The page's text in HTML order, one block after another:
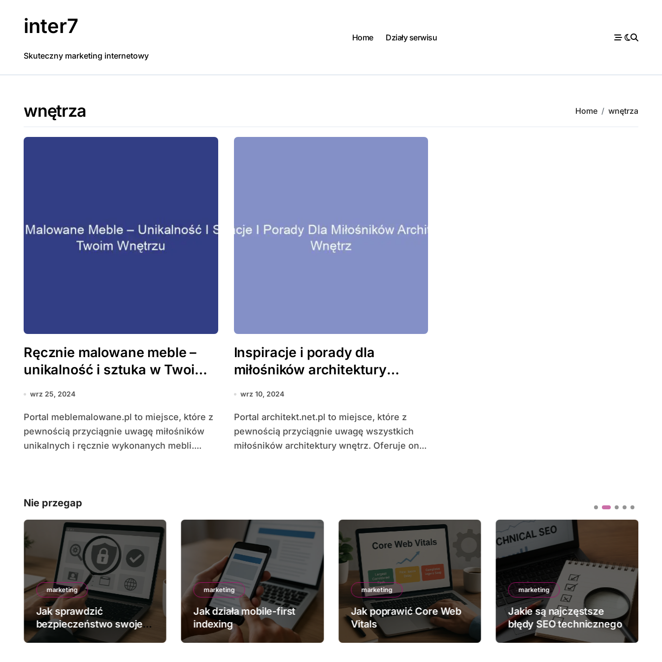
inter7
Skuteczny marketing internetowy
Home Działy serwisu
wnętrza Home wnętrza
Ręcznie malowane meble –
unikalność i sztuka w Twoim
wnętrzu
wrz 25, 2024
Portal meblemalowane.pl to miejsce, które z
pewnością przyciągnie uwagę miłośników
unikalnych i ręcznie wykonanych mebli....
Inspiracje i porady dla
miłośników architektury
wnętrz
wrz 10, 2024
Portal architekt.net.pl to miejsce, które z
pewnością przyciągnie uwagę wszystkich
miłośników architektury wnętrz. Oferuje on...
Nie przegap
marketing
Jak sprawdzić
bezpieczeństwo swojej
strony
marketing
Jak działa mobile-first
indexing
marketing
Jak poprawić Core Web
Vitals
marketing
Jakie są najczęstsze
błędy SEO technicznego